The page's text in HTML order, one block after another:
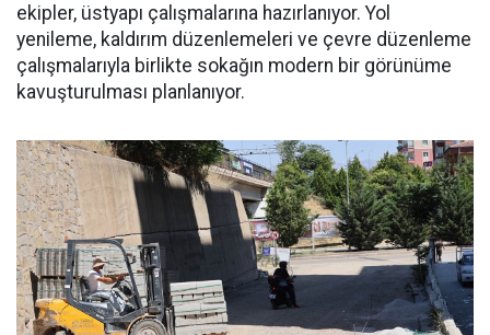
ekipler, üstyapı çalışmalarına hazırlanıyor. Yol
yenileme, kaldırım düzenlemeleri ve çevre düzenleme
çalışmalarıyla birlikte sokağın modern bir görünüme
kavuşturulması planlanıyor.